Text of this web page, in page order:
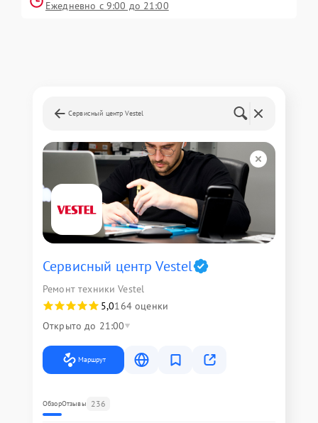
Ежедневно с 9:00 до 21:00
Сервисный центр Vestel
Сервисный центр Vestel
Ремонт техники Vestel
5,0164 оценки
Открыто до 21:00
Маршрут
ОбзорОтзывы 236